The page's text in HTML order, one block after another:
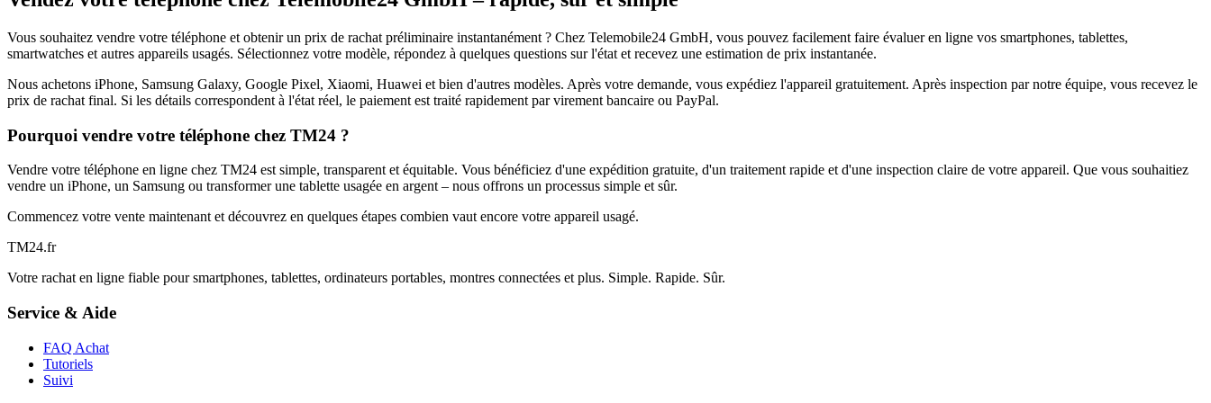
Vous souhaitez vendre votre téléphone et obtenir un prix de rachat préliminaire instantanément ? Chez Telemobile24 GmbH, vous pouvez facilement faire évaluer en ligne vos smartphones, tablettes,
smartwatches et autres appareils usagés. Sélectionnez votre modèle, répondez à quelques questions sur l'état et recevez une estimation de prix instantanée.
Nous achetons iPhone, Samsung Galaxy, Google Pixel, Xiaomi, Huawei et bien d'autres modèles. Après votre demande, vous expédiez l'appareil gratuitement. Après inspection par notre équipe, vous recevez le
prix de rachat final. Si les détails correspondent à l'état réel, le paiement est traité rapidement par virement bancaire ou PayPal.
Pourquoi vendre votre téléphone chez TM24 ?
Vendre votre téléphone en ligne chez TM24 est simple, transparent et équitable. Vous bénéficiez d'une expédition gratuite, d'un traitement rapide et d'une inspection claire de votre appareil. Que vous souhaitiez
vendre un iPhone, un Samsung ou transformer une tablette usagée en argent – nous offrons un processus simple et sûr.
Commencez votre vente maintenant et découvrez en quelques étapes combien vaut encore votre appareil usagé.
TM24.fr
Votre rachat en ligne fiable pour smartphones, tablettes, ordinateurs portables, montres connectées et plus. Simple. Rapide. Sûr.
Service & Aide
FAQ Achat
Tutoriels
Suivi